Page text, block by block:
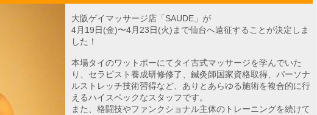
大阪ゲイマッサージ店「SAUDE」が
4月19日(金)〜4月23日(火)まで仙台へ遠征することが決定しま
した！
本場タイのワットポーにてタイ古式マッサージを学んでいた
り、セラピスト養成研修修了、鍼灸師国家資格取得、パーソナ
ルストレッチ技術習得など、ありとあらゆる施術を複合的に行
えるハイスペックなスタッフです。
また、格闘技やファンクショナル主体のトレーニングを続けて